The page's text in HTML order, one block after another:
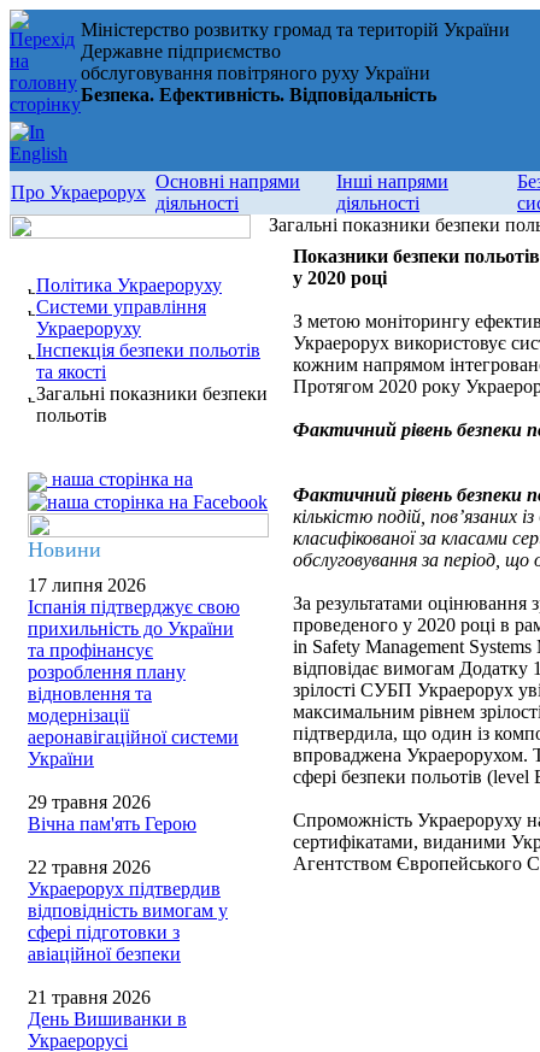
Міністерство розвитку громад та територій України
Державне підприємство
обслуговування повітряного руху України
Безпека. Ефективність. Відповідальність
Про Украерорух
Основні напрями
діяльності
Інші напрями
діяльності
Політика Украероруху
Системи управління
Украероруху
Інспекція безпеки польотів
та якості
Загальні показники безпеки
польотів
наша сторінка на
Новини
17 липня 2026
Іспанія підтверджує свою
прихильність до України
та профінансує
розроблення плану
відновлення та
модернізації
аеронавігаційної системи
України
29 травня 2026
Вічна пам'ять Герою
22 травня 2026
Украерорух підтвердив
відповідність вимогам у
сфері підготовки з
авіаційної безпеки
21 травня 2026
День Вишиванки в
Украерорусі
Загальні показники безпеки
Показники безпеки
у 2020 році
З метою моніторингу
Украерорух використовує
кожним напрямом
Протягом 2020 року
Фактичний рівень безпеки
Фактичний рівень безпеки
кількістю подій, пов’язаних
класифікованої за класами
обслуговування за період, що
За результатами оцінювання
проведеного у 2020 році в
in Safety Management
відповідає вимогам Додатку
зрілості СУБП Украерорух
максимальним рівнем
підтвердила, що один із
впроваджена Украерорухом.
сфері безпеки польотів (level
Спроможність Украероруху
сертифікатами, виданими
Агентством Європейського